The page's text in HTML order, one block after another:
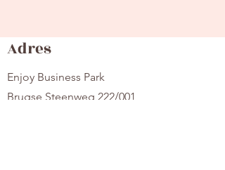
Adres
Enjoy Business Park
Brugse Steenweg 222/001